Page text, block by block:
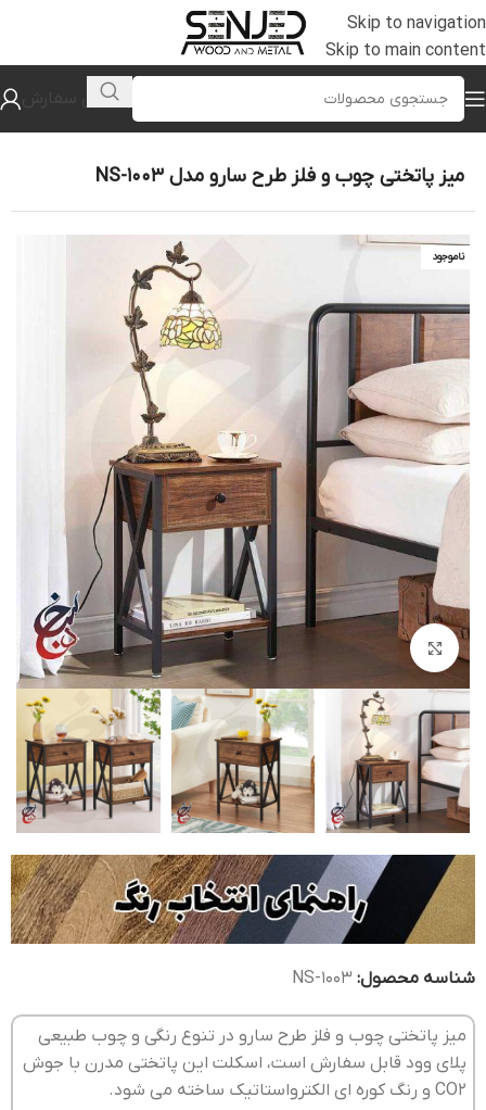
Skip to navigation
Skip to main content
پیگیری سفارش
خانه/
میز پاتختی چوب و فلز طرح سارو مدل NS-1003
ناموجود
بزرگنمایی تصویر
شناسه محصول: NS-1003
میز پاتختی چوب و فلز طرح سارو در تنوع رنگی و چوب طبیعی
پلای وود قابل سفارش است، اسکلت این پاتختی مدرن با جوش
CO2 و رنگ کوره ای الکترواستاتیک ساخته می شود.